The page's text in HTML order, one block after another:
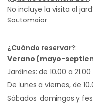
No incluye la visita al
Soutomaior
¿Cuándo reservar?:
Verano (mayo-
Jardines: de 10.00 a
De lunes a viernes, de
Sábados, domingos y